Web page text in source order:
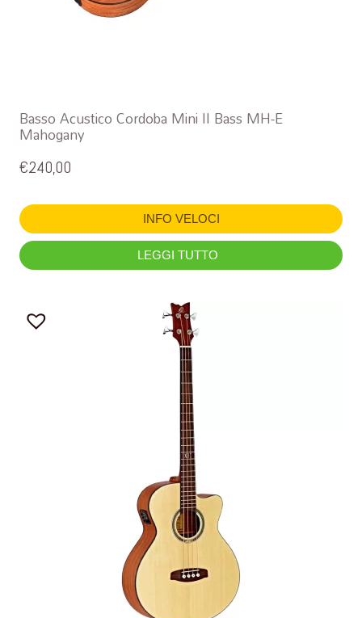
Basso Acustico Cordoba Mini II Bass MH-E
Mahogany
€240,00
INFO VELOCI
LEGGI TUTTO